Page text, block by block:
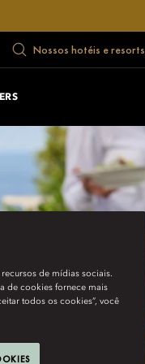
Nossos hotéis e resorts
de mídias sociais.
de cookies fornece mais
todos os cookies”, você